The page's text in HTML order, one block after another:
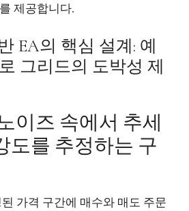
제공합니다.
EA의 핵심 설계: 예
그리드의 도박성 제
이즈 속에서 추세
도를 추정하는 구
가격 구간에 매수와 매도 주문